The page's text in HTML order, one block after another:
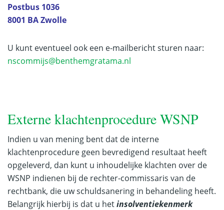
Postbus 1036
8001 BA Zwolle
U kunt eventueel ook een e-mailbericht sturen naar:
nscommijs@benthemgratama.nl
Externe klachtenprocedure WSNP
Indien u van mening bent dat de interne
klachtenprocedure geen bevredigend resultaat heeft
opgeleverd, dan kunt u inhoudelijke klachten over de
WSNP indienen bij de rechter-commissaris van de
rechtbank, die uw schuldsanering in behandeling heeft.
Belangrijk hierbij is dat u hetinsolventiekenmerk